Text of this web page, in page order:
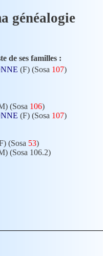
généalogie
de ses familles :
(F) (Sosa 107)
(Sosa 106)
(F) (Sosa 107)
(Sosa 53)
(Sosa 106.2)